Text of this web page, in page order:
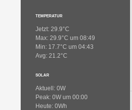
TEMPERATUR
Jetzt: 29.9°C
Max: 29.9°C um 08:49
Min: 17.7°C um 04:43
Avg: 21.2°C
SOLAR
Aktuell: 0W
Peak: 0W um 00:00
Heute: 0Wh